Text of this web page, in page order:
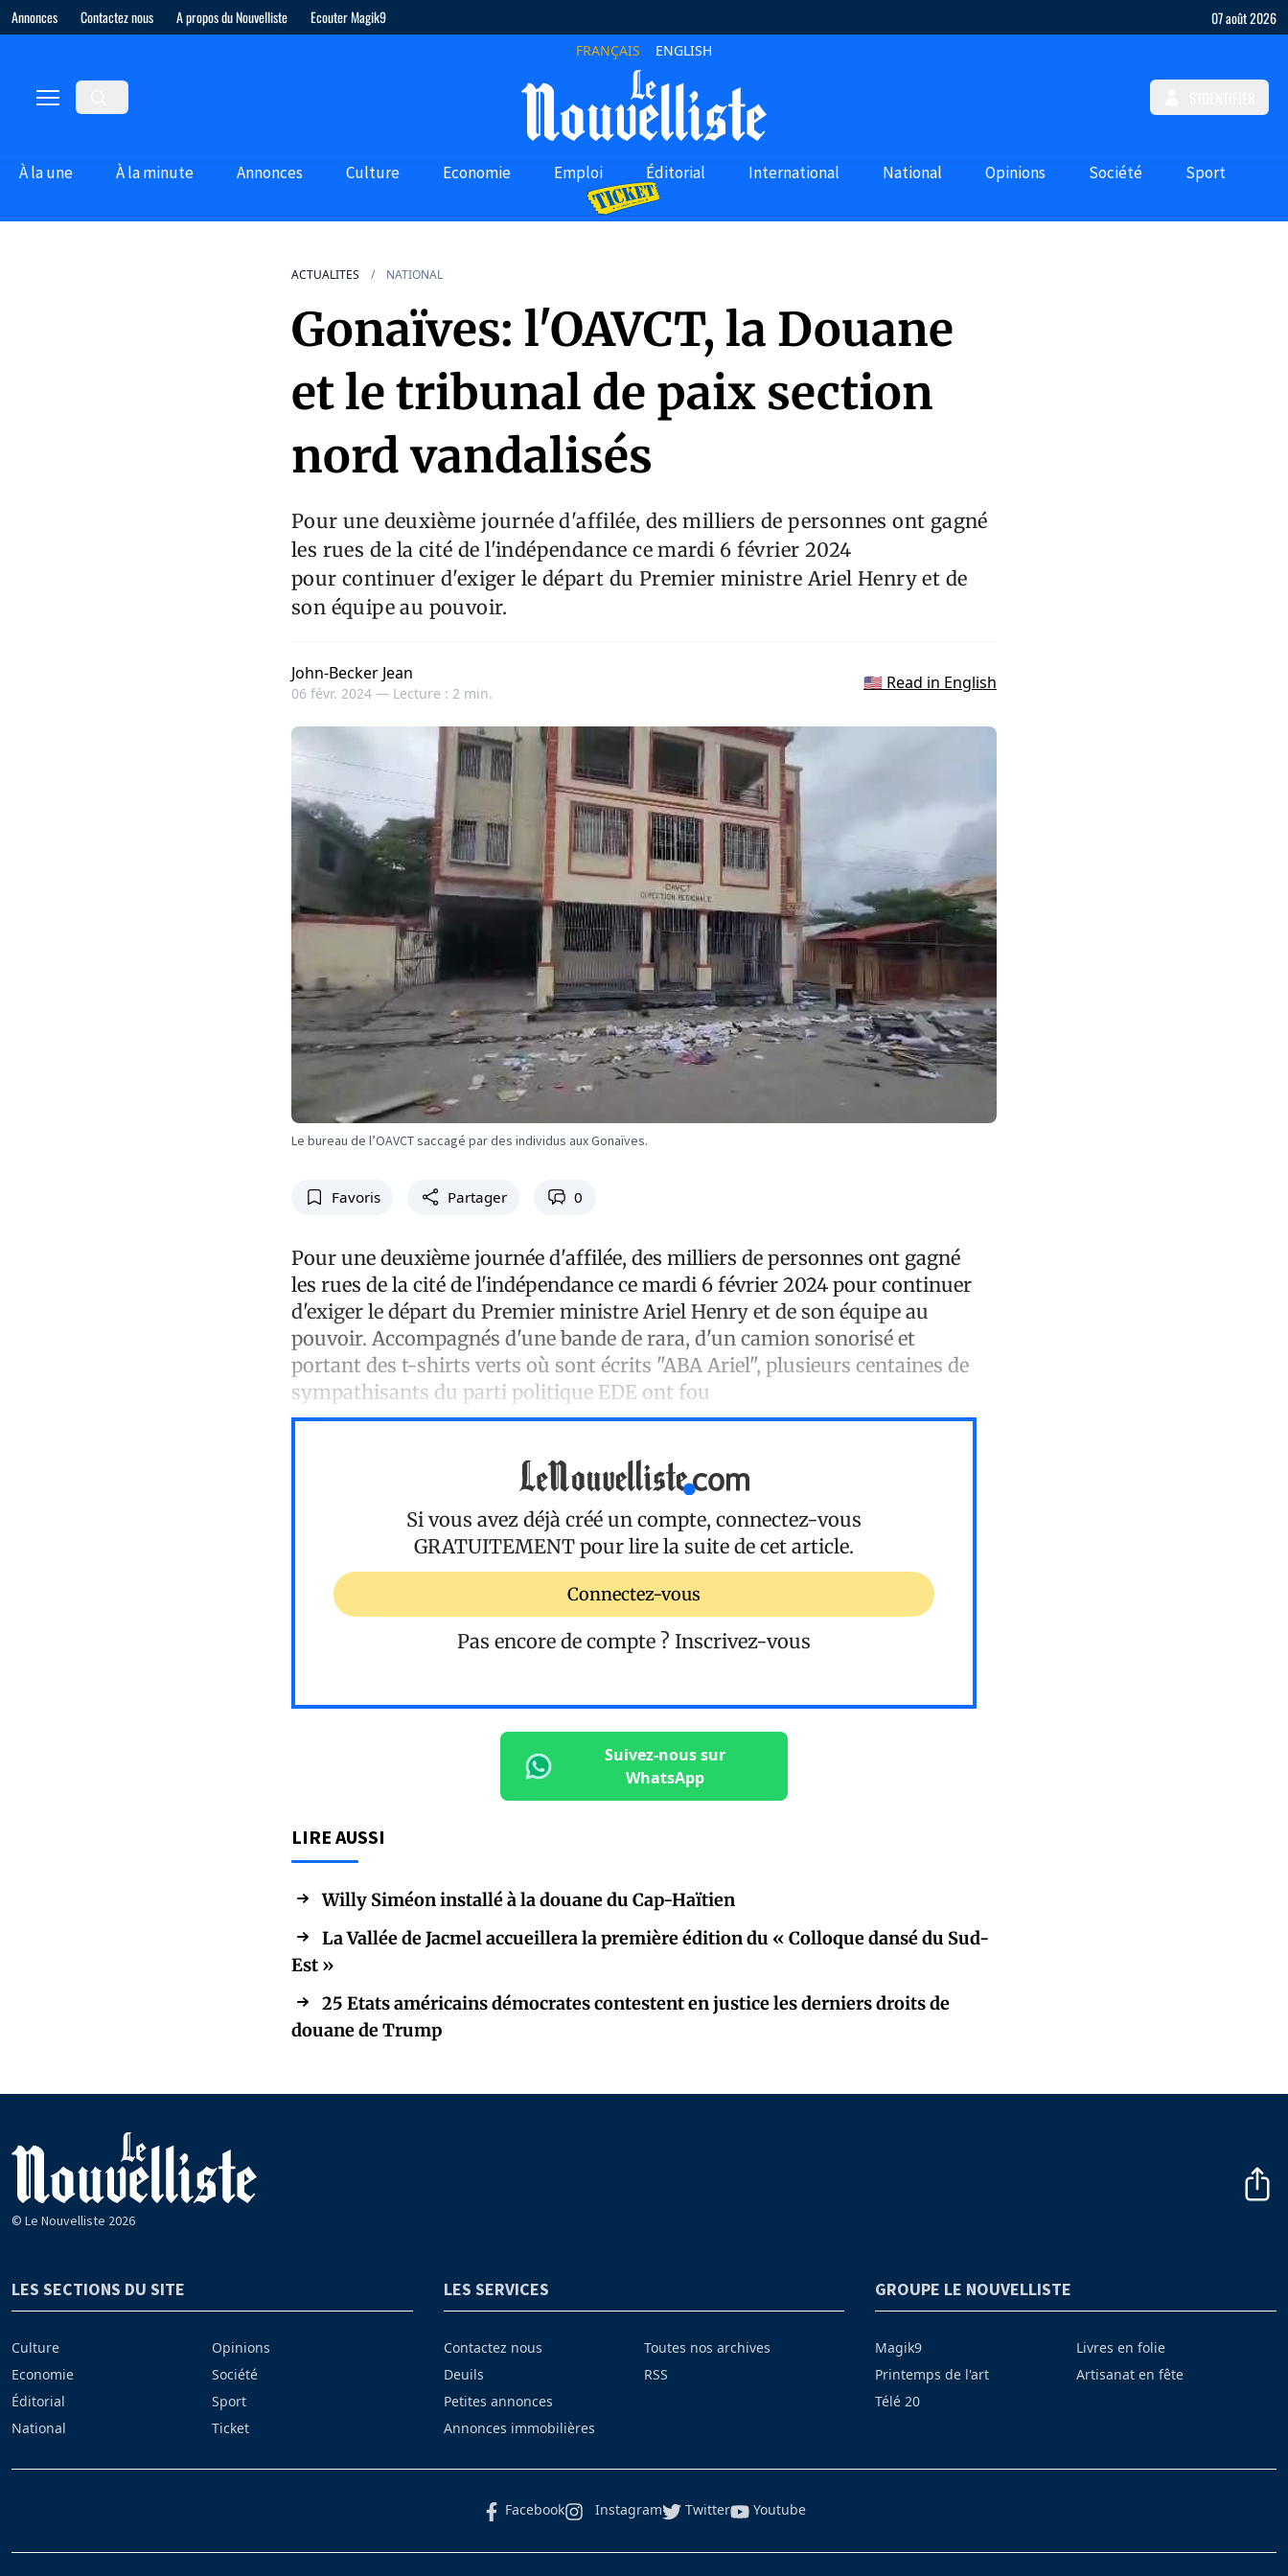
Annonces Contactez nous A propos du Nouvelliste Ecouter Magik9 07 août 2026
FRANÇAIS ENGLISH
À la une À la minute Annonces Culture Economie Emploi Éditorial International National Opinions Société Sport
ACTUALITES NATIONAL
Gonaïves: l'OAVCT, la Douane
et le tribunal de paix section
nord vandalisés
Pour une deuxième journée d'affilée, des milliers de personnes ont gagné
les rues de la cité de l'indépendance ce mardi 6 février 2024
pour continuer d'exiger le départ du Premier ministre Ariel Henry et de
son équipe au pouvoir.
John-Becker Jean
06 févr. 2024 — Lecture : 2 min.
🇺🇸 Read in English
Le bureau de l’OAVCT saccagé par des individus aux Gonaïves.
Favoris Partager 0
Pour une deuxième journée d'affilée, des milliers de personnes ont gagné
les rues de la cité de l'indépendance ce mardi 6 février 2024 pour continuer
d'exiger le départ du Premier ministre Ariel Henry et de son équipe au
pouvoir. Accompagnés d'une bande de rara, d'un camion sonorisé et
portant des t-shirts verts où sont écrits "ABA Ariel", plusieurs centaines de
sympathisants du parti politique EDE ont fou
Si vous avez déjà créé un compte, connectez-vous
GRATUITEMENT pour lire la suite de cet article.
Connectez-vous
Pas encore de compte ? Inscrivez-vous
Suivez-nous sur
WhatsApp
LIRE AUSSI
Willy Siméon installé à la douane du Cap-Haïtien
La Vallée de Jacmel accueillera la première édition du « Colloque dansé du Sud-
Est »
25 Etats américains démocrates contestent en justice les derniers droits de
douane de Trump
© Le Nouvelliste 2026
LES SECTIONS DU SITE
Culture
Economie
Éditorial
National
Opinions
Société
Sport
Ticket
LES SERVICES
Contactez nous
Deuils
Petites annonces
Annonces immobilières
Toutes nos archives
RSS
GROUPE LE NOUVELLISTE
Magik9
Printemps de l'art
Télé 20
Livres en folie
Artisanat en fête
Facebook Instagram Twitter Youtube